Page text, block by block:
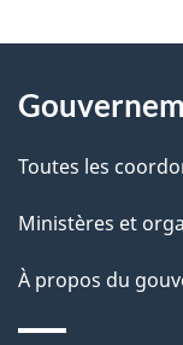
i
l
s
d
e
propos
de
ce
site
Toutes les
Ministères et
À propos du